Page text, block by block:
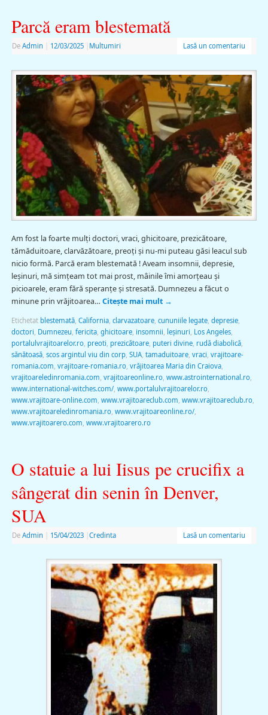
Parcă eram blestemată
De Admin 12/03/2025 Multumiri Lasă un comentariu
Am fost la foarte mulţi doctori, vraci, ghicitoare, prezicătoare,
tămăduitoare, clarvăzătoare, preoţi şi nu-mi puteau găsi leacul sub
nicio formă. Parcă eram blestemată ! Aveam insomnii, depresie,
leşinuri, mă simţeam tot mai prost, mâinile îmi amorţeau şi
picioarele, eram fără speranţe şi stresată. Dumnezeu a făcut o
minune prin vrăjitoarea… Citește mai mult →
Etichetat blestemată, California, clarvazatoare, cununiile legate, depresie,
doctori, Dumnezeu, fericita, ghicitoare, insomnii, leşinuri, Los Angeles,
portalulvrajitoarelor.ro, preoti, prezicătoare, puteri divine, rudă diabolică,
sănătoasă, scos argintul viu din corp, SUA, tamaduitoare, vraci, vrajitoare-
romania.com, vrajitoare-romania.ro, vrăjitoarea Maria din Craiova,
vrajitoareledinromania.com, vrajitoareonline.ro, www.astrointernational.ro,
www.international-witches.com/, www.portalulvrajitoarelor.ro,
www.vrajitoare-online.com, www.vrajitoareclub.com, www.vrajitoareclub.ro,
www.vrajitoareledinromania.ro, www.vrajitoareonline.ro/,
www.vrajitoarero.com, www.vrajitoarero.ro
O statuie a lui Iisus pe crucifix a
sângerat din senin în Denver,
SUA
De Admin 15/04/2023 Credinta Lasă un comentariu